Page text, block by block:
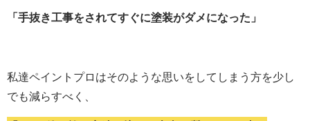
「手抜き工事をされてすぐに塗装がダメになった」
私達ペイントプロはそのような思いをしてしまう方を少し
でも減らすべく、